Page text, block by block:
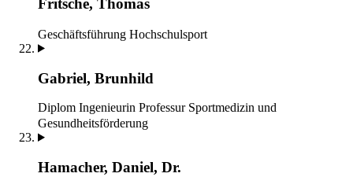
Geschäftsführung Hochschulsport
Gabriel, Brunhild
Diplom Ingenieurin Professur Sportmedizin und
Gesundheitsförderung
Hamacher, Daniel, Dr.